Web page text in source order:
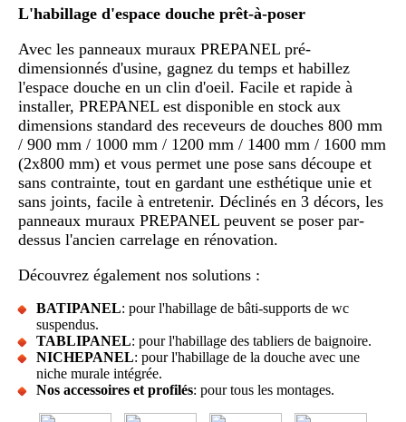
L'habillage d'espace douche prêt-à-poser
Avec les panneaux muraux PREPANEL pré-
dimensionnés d'usine, gagnez du temps et habillez
l'espace douche en un clin d'oeil. Facile et rapide à
installer, PREPANEL est disponible en stock aux
dimensions standard des receveurs de douches 800 mm
/ 900 mm / 1000 mm / 1200 mm / 1400 mm / 1600 mm
(2x800 mm) et vous permet une pose sans découpe et
sans contrainte, tout en gardant une esthétique unie et
sans joints, facile à entretenir. Déclinés en 3 décors, les
panneaux muraux PREPANEL peuvent se poser par-
dessus l'ancien carrelage en rénovation.
Découvrez également nos solutions :
BATIPANEL: pour l'habillage de bâti-supports de wc
suspendus.
TABLIPANEL: pour l'habillage des tabliers de baignoire.
NICHEPANEL: pour l'habillage de la douche avec une
niche murale intégrée.
Nos accessoires et profilés: pour tous les montages.